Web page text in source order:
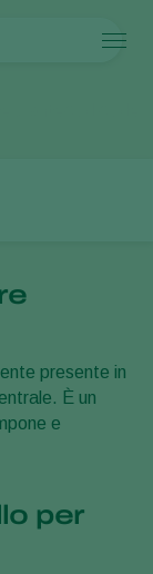
presente in
È un
e
per